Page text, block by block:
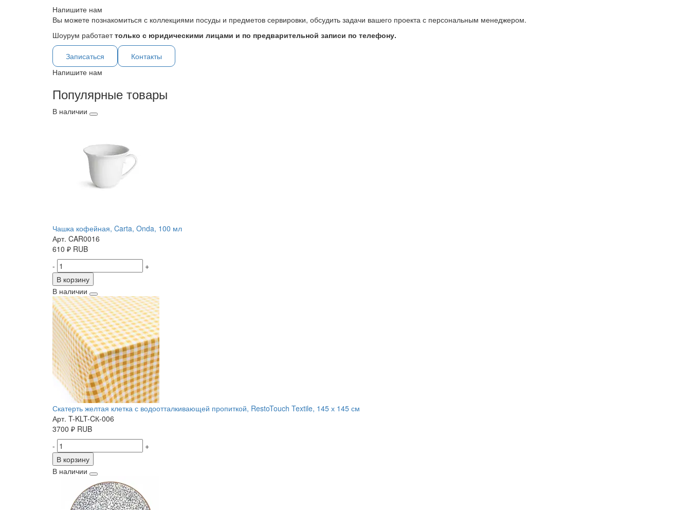
Напишите нам
Вы можете познакомиться с коллекциями посуды и предметов сервировки, обсудить задачи вашего проекта с персональным менеджером.
Шоурум работаеттолько с юридическими лицами и по предварительной записи по телефону.
Записаться
Контакты
Напишите нам
Популярные товары
В наличии
Чашка кофейная, Carta, Onda, 100 мл
Арт. CAR0016
610 ₽ RUB
-
+
В корзину
В наличии
Скатерть желтая клетка с водоотталкивающей пропиткой, RestoTouch Textile, 145 х 145 см
Арт. T-KLT-CК-006
3700 ₽ RUB
-
+
В корзину
В наличии